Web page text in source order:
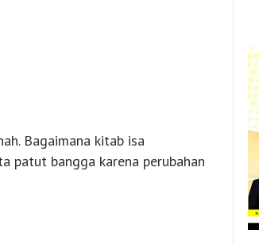
Bagaimana kitab isa
patut bangga karena perubahan